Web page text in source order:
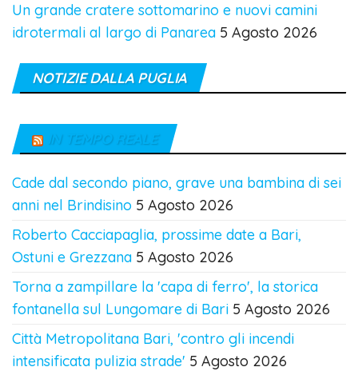
Un grande cratere sottomarino e nuovi camini
idrotermali al largo di Panarea 5 Agosto 2026
NOTIZIE DALLA PUGLIA
IN TEMPO REALE
Cade dal secondo piano, grave una bambina di sei
anni nel Brindisino 5 Agosto 2026
Roberto Cacciapaglia, prossime date a Bari,
Ostuni e Grezzana 5 Agosto 2026
Torna a zampillare la 'capa di ferro', la storica
fontanella sul Lungomare di Bari 5 Agosto 2026
Città Metropolitana Bari, 'contro gli incendi
intensificata pulizia strade' 5 Agosto 2026